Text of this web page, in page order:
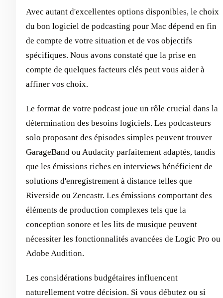
Avec autant d'excellentes options disponibles, le choix
du bon logiciel de podcasting pour Mac dépend en fin
de compte de votre situation et de vos objectifs
spécifiques. Nous avons constaté que la prise en
compte de quelques facteurs clés peut vous aider à
affiner vos choix.
Le format de votre podcast joue un rôle crucial dans la
détermination des besoins logiciels. Les podcasteurs
solo proposant des épisodes simples peuvent trouver
GarageBand ou Audacity parfaitement adaptés, tandis
que les émissions riches en interviews bénéficient de
solutions d'enregistrement à distance telles que
Riverside ou Zencastr. Les émissions comportant des
éléments de production complexes tels que la
conception sonore et les lits de musique peuvent
nécessiter les fonctionnalités avancées de Logic Pro ou
Adobe Audition.
Les considérations budgétaires influencent
naturellement votre décision. Si vous débutez ou si